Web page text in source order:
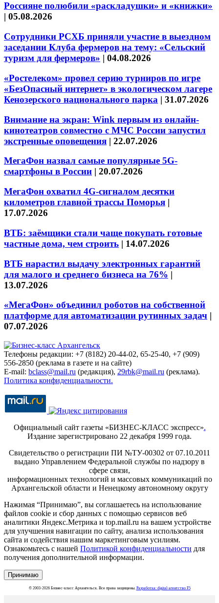
Россияне полюбили «раскладушки» и «книжки»
| 05.08.2026
Сотрудники РСХБ приняли участие в выездном
заседании Клуба фермеров на тему: «Сельский
туризм для фермеров» | 04.08.2026
«Ростелеком» провел серию турниров по игре
«БезОпасный интернет» в экологическом лагере
Кенозерского национального парка | 31.07.2026
Внимание на экран: Wink первым из онлайн-
кинотеатров совместно с МЧС России запустил
экстренные оповещения | 22.07.2026
МегаФон назвал самые популярные 5G-
смартфоны в России | 20.07.2026
МегаФон охватил 4G-сигналом десятки
километров главной трассы Поморья |
17.07.2026
ВТБ: заёмщики стали чаще покупать готовые
частные дома, чем строить | 14.07.2026
ВТБ нарастил выдачу электронных гарантий
для малого и среднего бизнеса на 76% |
13.07.2026
«МегаФон» объединил роботов на собственной
платформе для автоматизации рутинных задач |
07.07.2026
Телефоны редакции: +7 (8182) 20-44-02, 65-25-40, +7 (909)
556-2850 (реклама в газете и на сайте)
E-mail: bclass@mail.ru (редакция), 29rbk@mail.ru (реклама).
Политика конфиденциальности.
Официальный сайт газеты «БИЗНЕС-КЛАСС экспресс».
Издание зарегистрировано 22 декабря 1999 года.
Свидетельство о регистрации ПИ №ТУ-00302 от 07.10.2011
выдано Управлением Федеральной службы по надзору в
сфере связи,
информационных технологий и массовых коммуникаций по
Архангельской области и Ненецкому автономному округу
Нажимая “Принимаю”, вы соглашаетесь на использование
файлов cookie и сбор данных с помощью сервисов веб
аналитики Яндекс.Метрика и top.mail.ru на вашем устройстве
для улучшения навигации по сайту, анализа использования
сайта и содействия нашим маркетинговым усилиям.
Ознакомьтесь с нашей Политикой конфиденциальности для
получения дополнительной информации.
Принимаю
© 2003-2026 Бизнес-класс Архангельск. Все права защищены. Разработка: digital-агентство F5